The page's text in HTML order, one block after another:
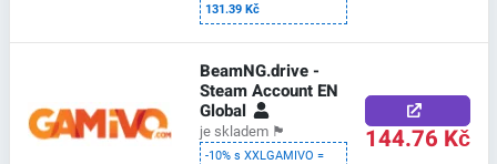
131.39 Kč
BeamNG.drive -
Steam Account EN
Global
je skladem 🏴
-10% s XXLGAMIVO =
144.76 Kč